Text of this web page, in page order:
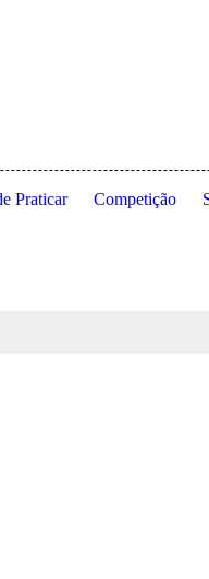
Praticar Competição